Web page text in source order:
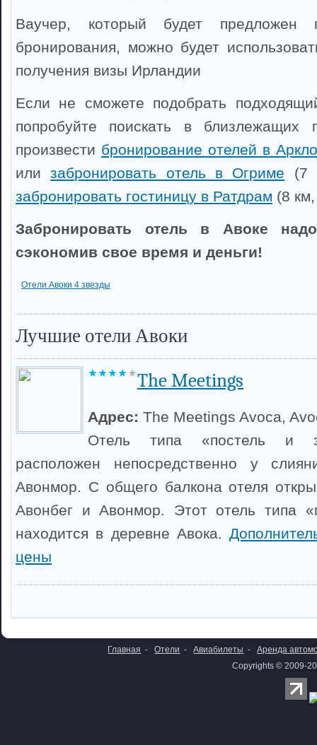
Ваучер, который будет предложен
бронирования, можно будет
получения визы Ирландии
Если не сможете подобрать
попробуйте поискать в близлежащих
произвести бронирование отелей в
илизабронировать отель в Огриме (7
забронировать гостиницу в Ратдрам (8
Забронировать отель в Авоке надо
сэкономив свое время и деньги!
Отели Авоки 4 звезды
Лучшие отели Авоки
The Meetings
Адрес: The Meetings Avoca,
Отель типа «постель и
расположен непосредственно у
Авонмор. С общего балкона отеля
Авонбег и Авонмор. Этот отель типа
находится в деревне Авока.
цены
Главная - Отели - Авиабилеты -
Аренда
Copyrights © 2009-